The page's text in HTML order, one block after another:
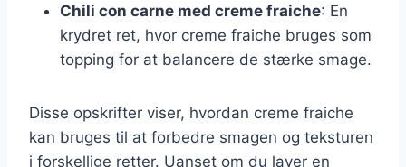
Chili con carne med creme fraiche: En
krydret ret, hvor creme fraiche bruges som
topping for at balancere de stærke smage.
Disse opskrifter viser, hvordan creme fraiche
kan bruges til at forbedre smagen og teksturen
i forskellige retter. Uanset om du laver en